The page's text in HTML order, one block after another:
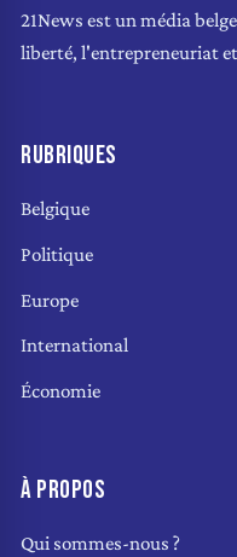
21News est un média
liberté, l'entrepreneuriat
RUBRIQUES
Belgique
Politique
Europe
International
Économie
À PROPOS
Qui sommes-nous ?